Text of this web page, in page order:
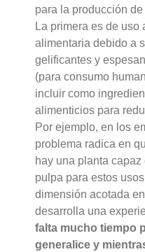
para la producción
La primera es de uso
alimentaria debido a
gelificantes y
(para consumo
incluir como
alimenticios para
Por ejemplo, en los
problema radica en
hay una planta
pulpa para estos
dimensión acotada
desarrolla una
falta mucho tiempo
generalice y